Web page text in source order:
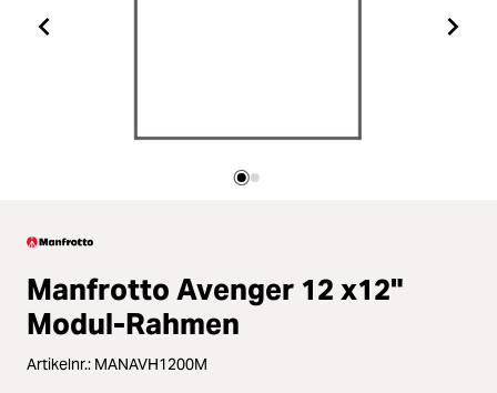
Stative & Gimbals
Loading...
Zubehör
Loading...
Licht & Studio
Loading...
Manfrotto Avenger 12 x12"
Modul-Rahmen
Artikelnr.: MANAVH1200M